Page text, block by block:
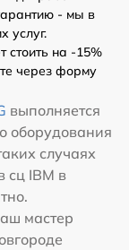
- мы в
услуг.
стоить на -15%
через форму
выполняется
оборудования
случаях
сц IBM в
мастер